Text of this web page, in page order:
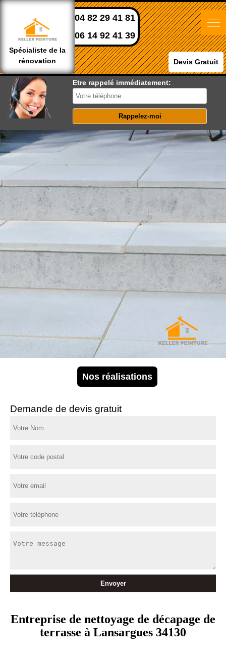
Spécialiste de la
rénovation
04 82 29 41 81
06 14 92 41 39
Devis Gratuit
Etre rappelé immédiatement:
Nos réalisations
Demande de devis gratuit
Entreprise de nettoyage de décapage de
terrasse à Lansargues 34130